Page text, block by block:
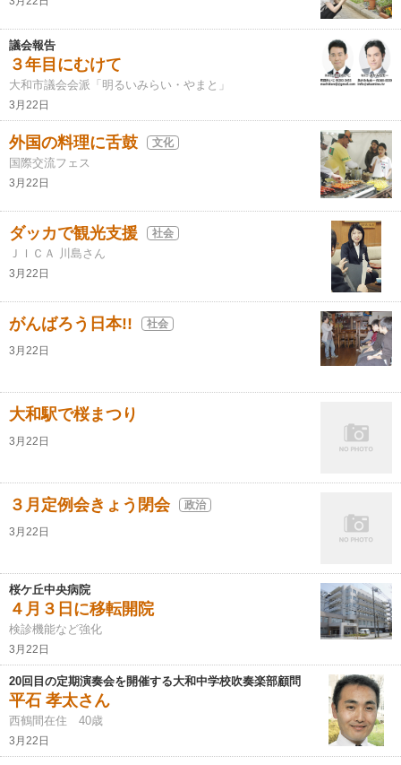
議会報告
３年目にむけて
大和市議会会派「明るいみらい・やまと」
3月22日
外国の料理に舌鼓 文化
国際交流フェス
3月22日
ダッカで観光支援 社会
ＪＩＣＡ 川島さん
3月22日
がんばろう日本!! 社会
3月22日
大和駅で桜まつり
3月22日
３月定例会きょう閉会 政治
3月22日
桜ケ丘中央病院
４月３日に移転開院
検診機能など強化
3月22日
20回目の定期演奏会を開催する大和中学校吹奏楽部顧問
平石 孝太さん
西鶴間在住 40歳
3月22日